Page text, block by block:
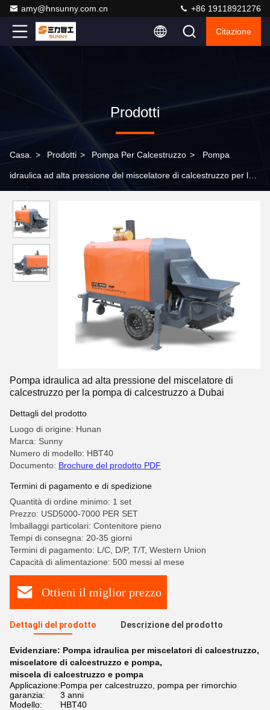
amy@hnsunny.com.cn +86 19118921276
Citazione
Prodotti
Casa. > Prodotti > Pompa Per Calcestruzzo > Pompa
idraulica ad alta pressione del miscelatore di calcestruzzo per la
Pompa idraulica ad alta pressione del miscelatore di
calcestruzzo per la pompa di calcestruzzo a Dubai
Dettagli del prodotto
Luogo di origine: Hunan
Marca: Sunny
Numero di modello: HBT40
Documento: Brochure del prodotto PDF
Termini di pagamento e di spedizione
Quantità di ordine minimo: 1 set
Prezzo: USD5000-7000 PER SET
Imballaggi particolari: Contenitore pieno
Tempi di consegna: 20-35 giorni
Termini di pagamento: L/C, D/P, T/T, Western Union
Capacità di alimentazione: 500 messi al mese
Ottieni il miglior prezzo
Dettagli del prodotto Descrizione del prodotto
Evidenziare: Pompa idraulica per miscelatori di calcestruzzo,
miscelatore di calcestruzzo e pompa,
miscela di calcestruzzo e pompa
Applicazione:Pompa per calcestruzzo, pompa per rimorchio
garanzia:
3 anni
Modello:
HBT40